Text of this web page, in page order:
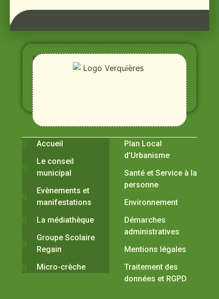
Entre
Rhône,
Alpilles
et
Durance
Accueil
Le conseil
municipal
Evènements et
manifestations
La médiathèque
Groupe Scolaire
Regain
Micro-crèche
Plan Local
d’Urbanisme
Santé et Service à la
personne
Environnement
Démarches
administratives
Mentions légales
Traitement des
données et RGPD